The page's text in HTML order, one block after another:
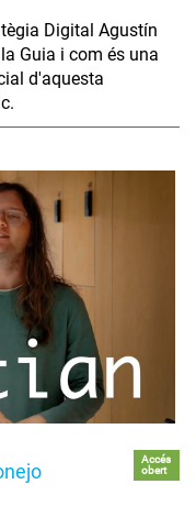
Digital Agustín
Guia i com és una
d'aquesta
Accés
obert